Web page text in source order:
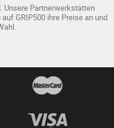
Unsere Partnerwerkstätten
GRIP500 ihre Preise an und